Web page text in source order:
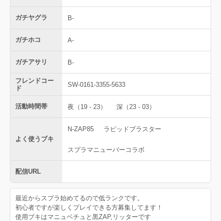
ガチヤグラ B-
ガチホコ A-
ガチアサリ B-
フレンドコー
ド
SW-0161-3355-5633
活動時間帯 夜（19 - 23） 深（23 - 03）
よく使うブキ
N-ZAP85 ラピッドブラスター
スプラマニューバーコラボ
配信URL
最近からスプラ始めてるので低ランクです。
初心者ですが楽しくプレイできる方募集してます！
使用ブキはマニュベチュと黒ZAP,リッターです